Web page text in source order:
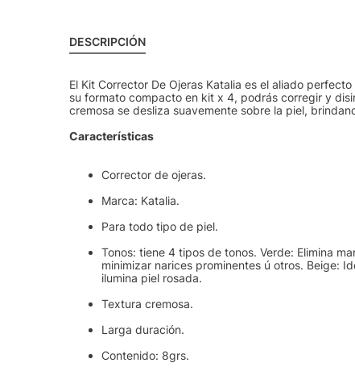
DESCRIPCIÓN
El Kit Corrector De Ojeras Katalia es el aliado
su formato compacto en kit x 4, podrás corregir y
cremosa se desliza suavemente sobre la piel,
Características
Corrector de ojeras.
Marca: Katalia.
Para todo tipo de piel.
Tonos: tiene 4 tipos de tonos. Verde: Elimina
minimizar narices prominentes ú otros. Beige:
ilumina piel rosada.
Textura cremosa.
Larga duración.
Contenido: 8grs.